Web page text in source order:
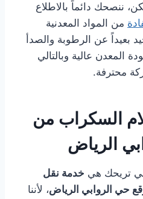
ننصحك دائماً بالاطلاع
من المواد المعدنية
بعيداً عن الرطوبة والصدأ
المعدن عالية وبالتالي
محترفة.
السكراب من
الرياض
تريحك هي خدمة نقل
حي الروابي الرياض، لأننا